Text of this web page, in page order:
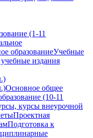
(1-11
образованиеУчебные
издания
Основное общее
(10-11
курсы внеурочной
Проектная
Подготовка к